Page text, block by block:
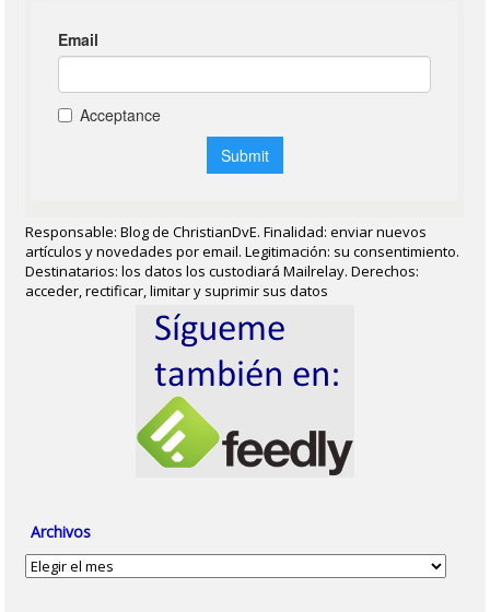
Responsable: Blog de ChristianDvE. Finalidad: enviar nuevos
artículos y novedades por email. Legitimación: su consentimiento.
Destinatarios: los datos los custodiará Mailrelay. Derechos:
acceder, rectificar, limitar y suprimir sus datos
Archivos
Archivos